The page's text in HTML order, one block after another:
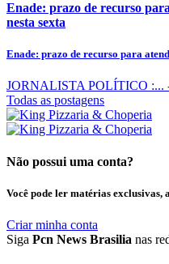
Enade: prazo de recurso
nesta sexta
Enade: prazo de recurso para
JORNALISTA POLÍTICO :...
Todas as postagens
Não possui uma conta?
Você pode ler matérias
Criar minha conta
Siga Pcn News Brasilia nas